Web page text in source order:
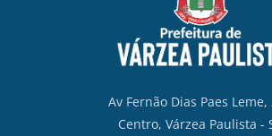
Av Fernão Dias Paes Leme,
Centro, Várzea Paulista -